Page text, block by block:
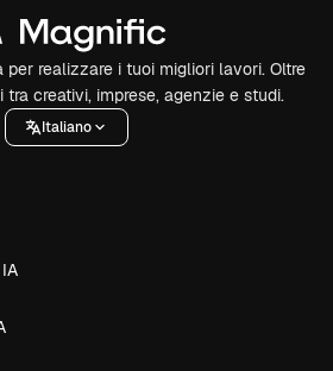
per realizzare i tuoi migliori lavori. Oltre
tra creativi, imprese, agenzie e studi.
Italiano